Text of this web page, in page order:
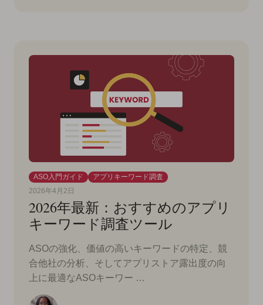
ASO入門ガイド
アプリキーワード調査
2026年4月2日
2026年最新：おすすめのアプリ
キーワード調査ツール
ASOの強化、価値の高いキーワードの特定、競
合他社の分析、そしてアプリストア露出度の向
上に最適なASOキーワー …